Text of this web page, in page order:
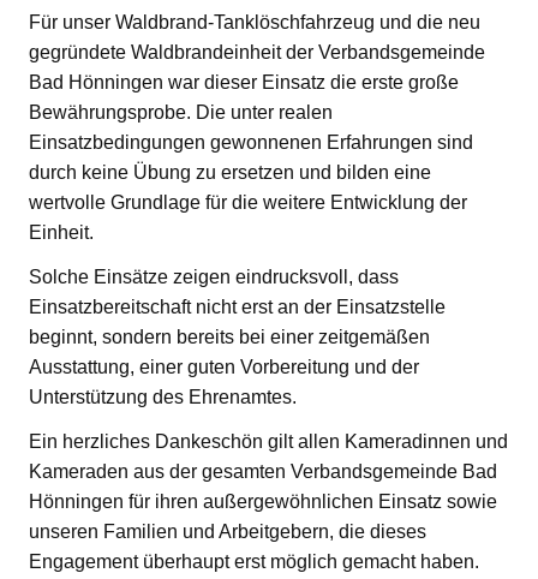
Für unser Waldbrand-Tanklöschfahrzeug und die neu
gegründete Waldbrandeinheit der Verbandsgemeinde
Bad Hönningen war dieser Einsatz die erste große
Bewährungsprobe. Die unter realen
Einsatzbedingungen gewonnenen Erfahrungen sind
durch keine Übung zu ersetzen und bilden eine
wertvolle Grundlage für die weitere Entwicklung der
Einheit.
Solche Einsätze zeigen eindrucksvoll, dass
Einsatzbereitschaft nicht erst an der Einsatzstelle
beginnt, sondern bereits bei einer zeitgemäßen
Ausstattung, einer guten Vorbereitung und der
Unterstützung des Ehrenamtes.
Ein herzliches Dankeschön gilt allen Kameradinnen und
Kameraden aus der gesamten Verbandsgemeinde Bad
Hönningen für ihren außergewöhnlichen Einsatz sowie
unseren Familien und Arbeitgebern, die dieses
Engagement überhaupt erst möglich gemacht haben.